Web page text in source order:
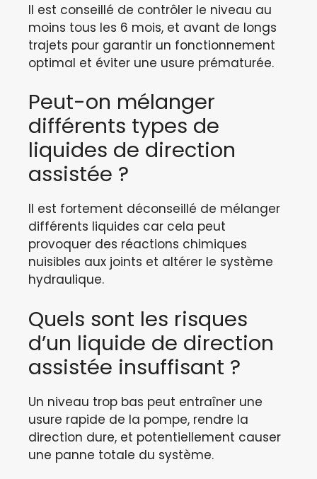
Il est conseillé de contrôler le niveau au
moins tous les 6 mois, et avant de longs
trajets pour garantir un fonctionnement
optimal et éviter une usure prématurée.
Peut-on mélanger
différents types de
liquides de direction
assistée ?
Il est fortement déconseillé de mélanger
différents liquides car cela peut
provoquer des réactions chimiques
nuisibles aux joints et altérer le système
hydraulique.
Quels sont les risques
d’un liquide de direction
assistée insuffisant ?
Un niveau trop bas peut entraîner une
usure rapide de la pompe, rendre la
direction dure, et potentiellement causer
une panne totale du système.